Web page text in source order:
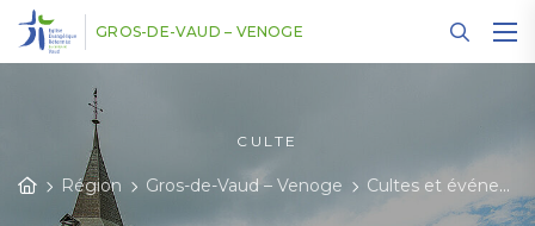
GROS-DE-VAUD – VENOGE
CULTE
Région Gros-de-Vaud – Venoge Cultes et événements
Panneau de gestion des cookies